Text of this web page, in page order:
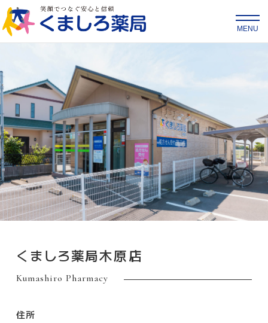
MENU
サービス
店舗のご案内
会社情報
採用情報
お気軽にお問い合わせください
くましろ薬局木原店
Kumashiro Pharmacy
住所